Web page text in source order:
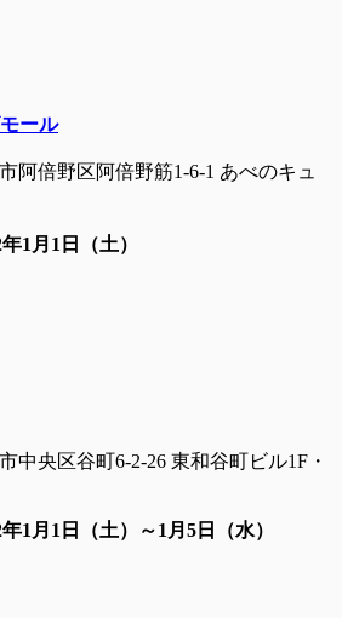
ール
阿倍野区阿倍野筋1-6-1 あべのキュ
1月1日（土）
中央区谷町6-2-26 東和谷町ビル1F・
1月1日（土）～1月5日（水）